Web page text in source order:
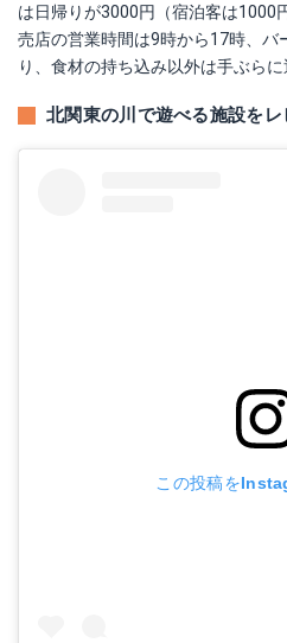
は日帰りが3000円（宿泊客は1000
売店の営業時間は9時から17時、バ
り、食材の持ち込み以外は手ぶらに
北関東の川で遊べる施設をレ
この投稿を